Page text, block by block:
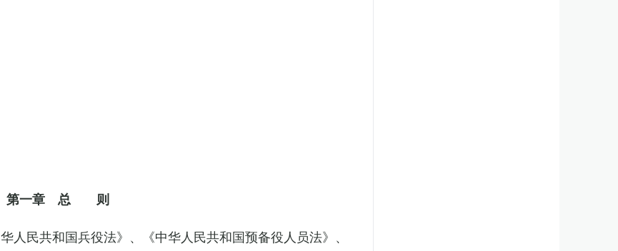
第一章 总 则
人民共和国兵役法》、《中华人民共和国预备役人员法》、